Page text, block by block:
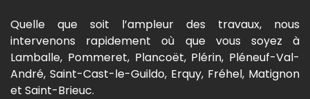
Quelle que soit l’ampleur des travaux, nous
intervenons rapidement où que vous soyez à
Lamballe, Pommeret, Plancoët, Plérin, Pléneuf-Val-
André, Saint-Cast-le-Guildo, Erquy, Fréhel, Matignon
et Saint-Brieuc.